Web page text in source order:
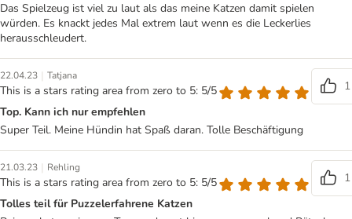
Das Spielzeug ist viel zu laut als das meine Katzen damit spielen
würden. Es knackt jedes Mal extrem laut wenn es die Leckerlies
herausschleudert.
22.04.23 | Tatjana
This is a stars rating area from zero to 5: 5/5
1
Top. Kann ich nur empfehlen
Super Teil. Meine Hündin hat Spaß daran. Tolle Beschäftigung
21.03.23 | Rehling
This is a stars rating area from zero to 5: 5/5
1
Tolles teil für Puzzelerfahrene Katzen